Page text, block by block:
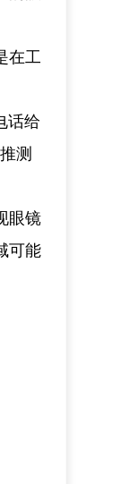
在工
话给
测
眼镜
可能